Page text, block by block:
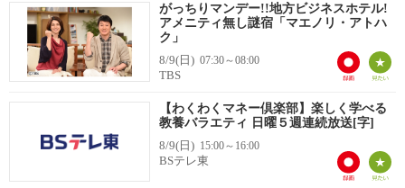
がっちりマンデー!!地方ビジネスホテル!
アメニティ無し謎宿「マエノリ・アトハ
ク」
8/9(日) 07:30～08:00
TBS
【わくわくマネー倶楽部】楽しく学べる
教養バラエティ 日曜５週連続放送[字]
8/9(日) 15:00～16:00
BSテレ東